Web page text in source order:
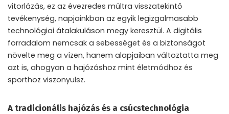
vitorlázás, ez az évezredes múltra visszatekintő
tevékenység, napjainkban az egyik legizgalmasabb
technológiai átalakuláson megy keresztül. A digitális
forradalom nemcsak a sebességet és a biztonságot
növelte meg a vízen, hanem alapjaiban változtatta meg
azt is, ahogyan a hajózáshoz mint életmódhoz és
sporthoz viszonyulsz.
A tradicionális hajózás és a csúcstechnológia